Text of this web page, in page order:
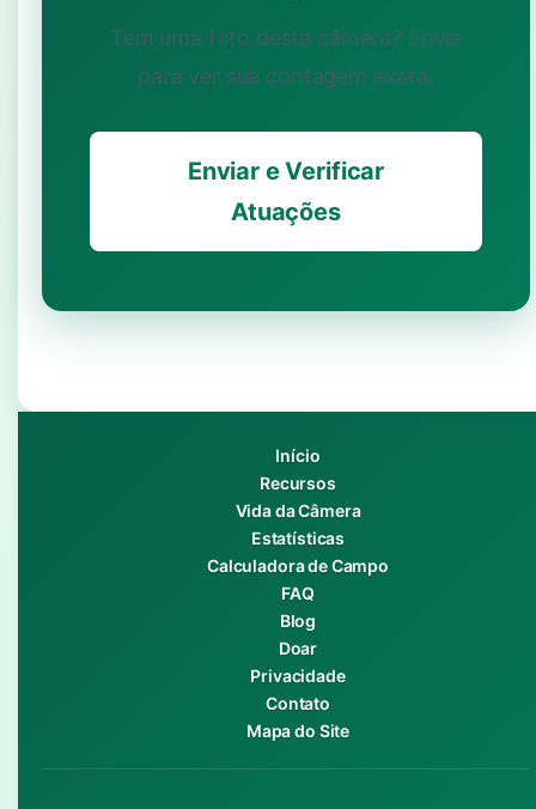
Tem uma foto desta câmera? Envie
para ver sua contagem exata.
Enviar e Verificar
Atuações
Início
Recursos
Vida da Câmera
Estatísticas
Calculadora de Campo
FAQ
Blog
Doar
Privacidade
Contato
Mapa do Site